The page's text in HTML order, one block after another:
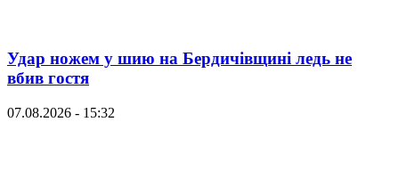
Удар ножем у шию на Бердичівщині ледь не
вбив гостя
07.08.2026 - 15:32